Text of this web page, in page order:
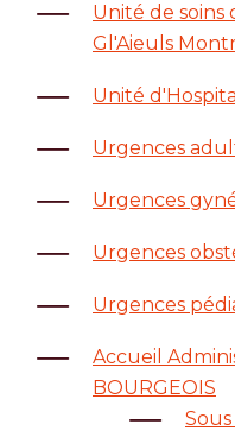
Unité de soins
Gl'Aieuls
Unité
Urgences
Urgences
Urgences
Urgences
Accueil
BOURGEOIS